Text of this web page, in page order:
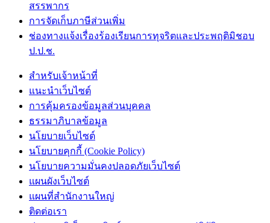
สรรพากร
การจัดเก็บภาษีส่วนเพิ่ม
ช่องทางแจ้งเรื่องร้องเรียนการทุจริตและประพฤติมิชอบ
ป.ป.ช.
สำหรับเจ้าหน้าที่
แนะนำเว็บไซต์
การคุ้มครองข้อมูลส่วนบุคคล
ธรรมาภิบาลข้อมูล
นโยบายเว็บไซต์
นโยบายคุกกี้ (Cookie Policy)
นโยบายความมั่นคงปลอดภัยเว็บไซต์
แผนผังเว็บไซต์
แผนที่สำนักงานใหญ่
ติดต่อเรา